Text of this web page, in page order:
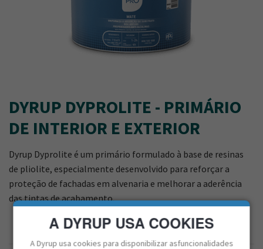
DYRUP DYPROLITE - PRIMÁRIO
DE INTERIOR E EXTERIOR
Dyrup Dyprolite é um primário formulado à base de resinas
de pliolite, especialmente desenvolvido para reforçar a
proteção de fachadas em alvenaria e melhorar a aderência
das tintas de acabamento.
A DYRUP USA COOKIES
A Dyrup usa cookies para disponibilizar asfuncionalidades